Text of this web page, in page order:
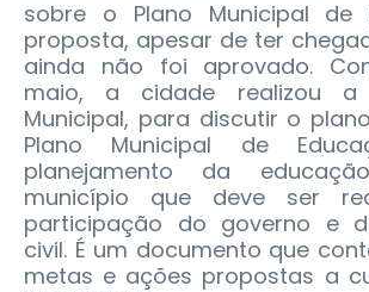
sobre o Plano Municipal de
proposta, apesar de ter
ainda não foi aprovado.
maio, a cidade realizou a
Municipal, para discutir o
Plano Municipal de
planejamento da
município que deve ser
participação do governo e
civil. É um documento que
metas e ações propostas a